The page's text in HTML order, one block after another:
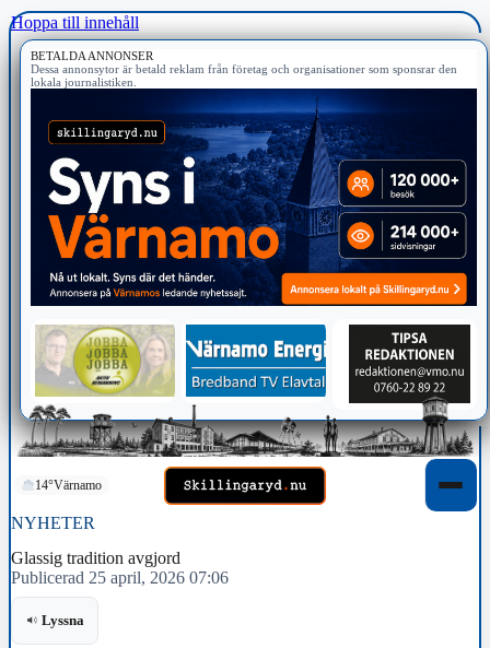
Hoppa till innehåll
BETALDA ANNONSER
Dessa annonsytor är betald reklam från företag och organisationer som sponsrar den
lokala journalistiken.
14°Värnamo
NYHETER
Glassig tradition avgjord
Publicerad 25 april, 2026 07:06
Lyssna